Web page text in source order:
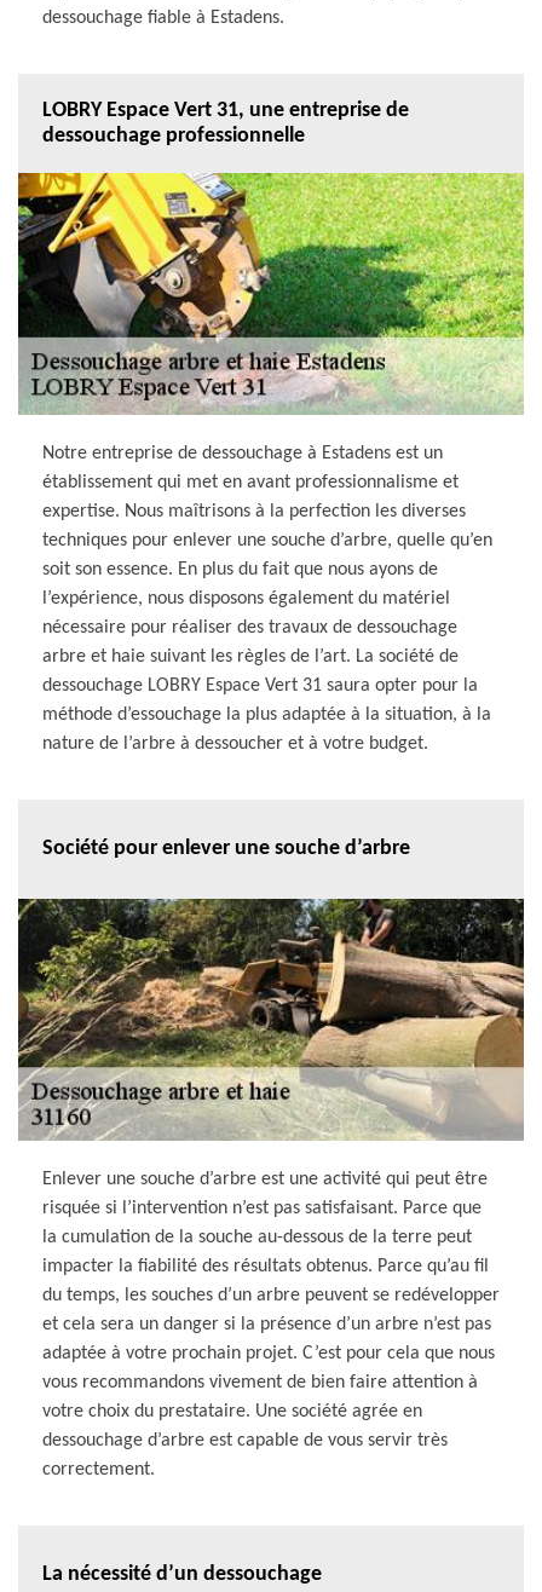
dessouchage fiable à Estadens.
LOBRY Espace Vert 31, une entreprise de
dessouchage professionnelle
Notre entreprise de dessouchage à Estadens est un
établissement qui met en avant professionnalisme et
expertise. Nous maîtrisons à la perfection les diverses
techniques pour enlever une souche d’arbre, quelle qu’en
soit son essence. En plus du fait que nous ayons de
l’expérience, nous disposons également du matériel
nécessaire pour réaliser des travaux de dessouchage
arbre et haie suivant les règles de l’art. La société de
dessouchage LOBRY Espace Vert 31 saura opter pour la
méthode d’essouchage la plus adaptée à la situation, à la
nature de l’arbre à dessoucher et à votre budget.
Société pour enlever une souche d’arbre
Enlever une souche d’arbre est une activité qui peut être
risquée si l’intervention n’est pas satisfaisant. Parce que
la cumulation de la souche au-dessous de la terre peut
impacter la fiabilité des résultats obtenus. Parce qu’au fil
du temps, les souches d’un arbre peuvent se redévelopper
et cela sera un danger si la présence d’un arbre n’est pas
adaptée à votre prochain projet. C’est pour cela que nous
vous recommandons vivement de bien faire attention à
votre choix du prestataire. Une société agrée en
dessouchage d’arbre est capable de vous servir très
correctement.
La nécessité d’un dessouchage